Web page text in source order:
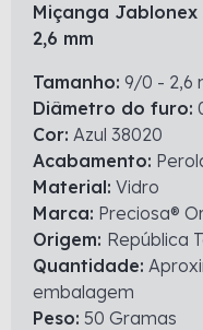
Miçanga Jablonex
2,6 mm
Tamanho: 9/0 - 2,6
Diâmetro do furo:
Cor: Azul 38020
Acabamento:
Material: Vidro
Marca: Preciosa®
Origem: República
Quantidade:
embalagem
Peso: 50 Gramas